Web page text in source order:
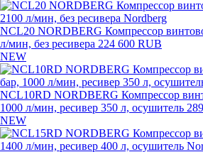
NCL20 NORDBERG Компрессор
л/мин, без ресивера 224 600 RUB
NEW
NCL10RD NORDBERG Компрессор
1000 л/мин, ресивер 350 л, осушитель
NEW